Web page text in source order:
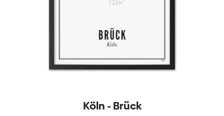
Köln - Brück